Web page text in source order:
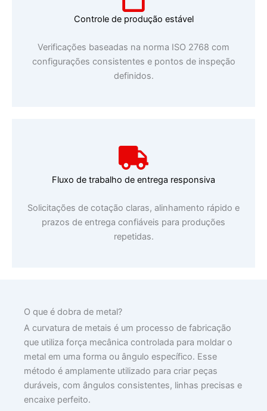
Controle de produção estável
Verificações baseadas na norma ISO 2768 com
configurações consistentes e pontos de inspeção
definidos.
Fluxo de trabalho de entrega responsiva
Solicitações de cotação claras, alinhamento rápido e
prazos de entrega confiáveis para produções
repetidas.
O que é dobra de metal?
A curvatura de metais é um processo de fabricação
que utiliza força mecânica controlada para moldar o
metal em uma forma ou ângulo específico. Esse
método é amplamente utilizado para criar peças
duráveis, com ângulos consistentes, linhas precisas e
encaixe perfeito.